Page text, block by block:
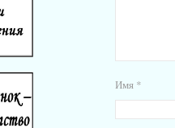
Имя *